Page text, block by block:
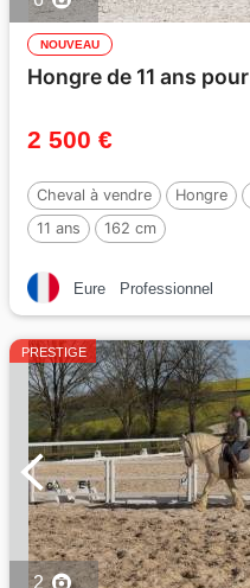
NOUVEAU
Hongre de 11 ans
2 500 €
Cheval à vendre Hongre
11 ans
162 cm
Eure Professionnel
PRESTIGE
2